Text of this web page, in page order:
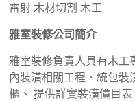
雷射 木材切割 木工
雅室裝修公司簡介
雅室裝修負責人具有木工
內裝潢相關工程、統包裝
櫃、 提供詳實裝潢價目